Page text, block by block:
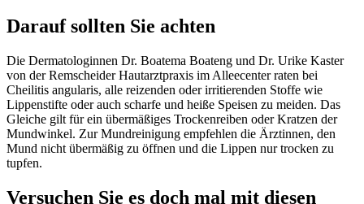
Darauf sollten Sie achten
Die Dermatologinnen Dr. Boatema Boateng und Dr. Urike Kaster
von der Remscheider Hautarztpraxis im Alleecenter raten bei
Cheilitis angularis, alle reizenden oder irritierenden Stoffe wie
Lippenstifte oder auch scharfe und heiße Speisen zu meiden. Das
Gleiche gilt für ein übermäßiges Trockenreiben oder Kratzen der
Mundwinkel. Zur Mundreinigung empfehlen die Ärztinnen, den
Mund nicht übermäßig zu öffnen und die Lippen nur trocken zu
tupfen.
Versuchen Sie es doch mal mit diesen